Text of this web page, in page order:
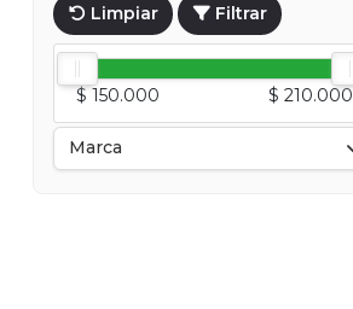
Limpiar Filtrar
$ 150.000 $ 210.000
Marca